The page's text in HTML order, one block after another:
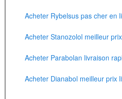
Acheter Rybelsus pas cher en
Acheter Stanozolol meilleur
Acheter Parabolan livraison
Acheter Dianabol meilleur prix